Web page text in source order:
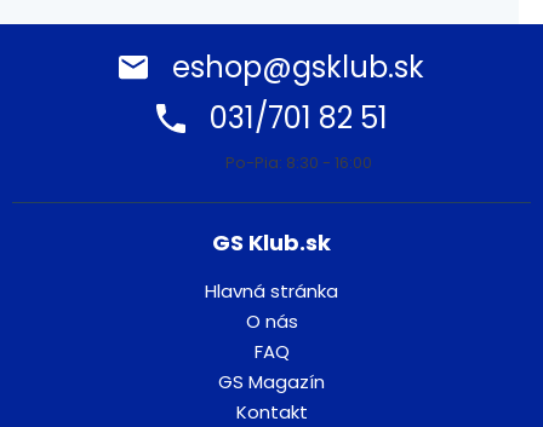
eshop@gsklub.sk
031/701 82 51
Po-Pia: 8:30 - 16:00
GS Klub.sk
Hlavná stránka
O nás
FAQ
GS Magazín
Kontakt